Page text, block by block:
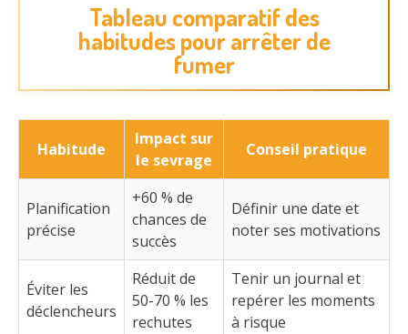
Tableau comparatif des
habitudes pour arrêter de
fumer
Habitude
Impact sur
le sevrage
Conseil pratique
Planification
précise
+60 % de
chances de
succès
Définir une date et
noter ses motivations
Éviter les
déclencheurs
Réduit de
50-70 % les
rechutes
Tenir un journal et
repérer les moments
à risque